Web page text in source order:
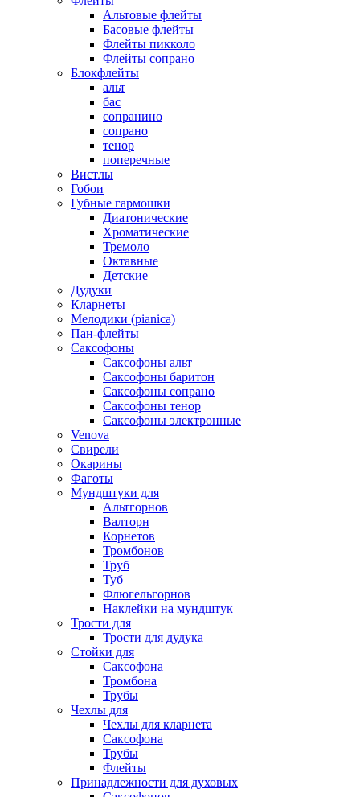
Альтовые флейты
Басовые флейты
Флейты пикколо
Флейты сопрано
Блокфлейты
альт
бас
сопранино
сопрано
тенор
поперечные
Вистлы
Гобои
Губные гармошки
Диатонические
Хроматические
Тремоло
Октавные
Детские
Дудуки
Кларнеты
Мелодики (pianica)
Пан-флейты
Саксофоны
Саксофоны альт
Саксофоны баритон
Саксофоны сопрано
Саксофоны тенор
Саксофоны электронные
Venova
Свирели
Окарины
Фаготы
Мундштуки для
Альтгорнов
Валторн
Корнетов
Тромбонов
Труб
Туб
Флюгельгорнов
Наклейки на мундштук
Трости для
Трости для дудука
Стойки для
Саксофона
Тромбона
Трубы
Чехлы для
Чехлы для кларнета
Саксофона
Трубы
Флейты
Принадлежности для духовых